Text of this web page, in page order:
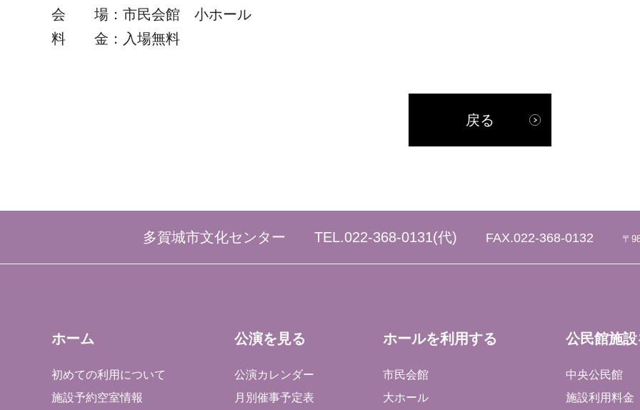
会 場：市民会館 小ホール
料 金：入場無料
戻る
多賀城市文化センター TEL.022-368-0131(代) FAX.022-368-0132 〒
ホーム
初めての利用について
施設予約空室情報
公演を見る
公演カレンダー
月別催事予定表
ホールを利用する
市民会館
大ホール
公民館施
中央公民館
施設利用料金